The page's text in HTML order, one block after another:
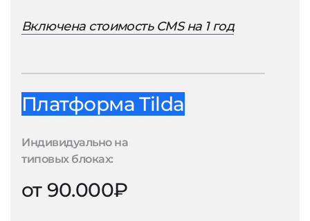
Включена стоимость CMS на 1 год
Платформа Tilda
Индивидуально на
типовых блоках:
от 90.000₽